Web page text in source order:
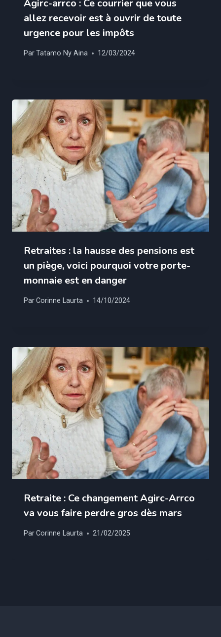
Agirc-arrco : Ce courrier que vous
allez recevoir est à ouvrir de toute
urgence pour les impôts
ParTatamo Ny Aina 12/03/2024
Retraites : la hausse des pensions est
un piège, voici pourquoi votre porte-
monnaie est en danger
ParCorinne Laurta 14/10/2024
Retraite : Ce changement Agirc-Arrco
va vous faire perdre gros dès mars
ParCorinne Laurta 21/02/2025